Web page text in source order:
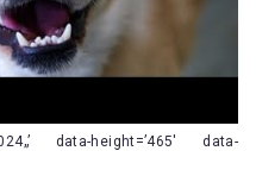
data-height=’465′ data-